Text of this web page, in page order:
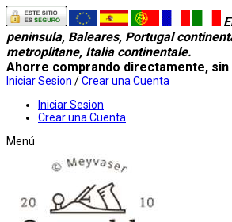
peninsula, Baleares, Portugal
metroplitane, Italia continentale.
Ahorre comprando directamente,
Iniciar Sesion /Crear una Cuenta
Iniciar Sesion
Crear una Cuenta
Menú